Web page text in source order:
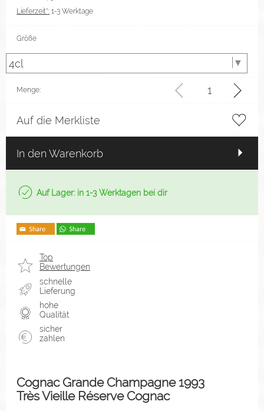
Lieferzeit*: 1-3 Werktage
Größe
Menge:
Auf die Merkliste
In den Warenkorb
Auf Lager: in 1-3 Werktagen bei dir
Top
Bewertungen
schnelle
Lieferung
hohe
Qualität
sicher
zahlen
Cognac Grande Champagne 1993
Très Vieille Réserve Cognac